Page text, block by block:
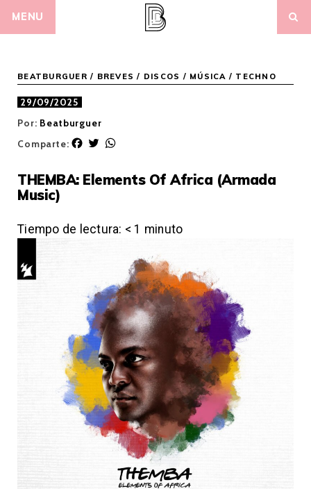
MENU
BEATBURGUER / BREVES / DISCOS / MÚSICA / TECHNO
29/09/2025
Por: Beatburguer
Comparte:
F
e
o
T
t
r
t
p
THEMBA: Elements Of Africa (Armada
Music)
Tiempo de lectura: < 1 minuto